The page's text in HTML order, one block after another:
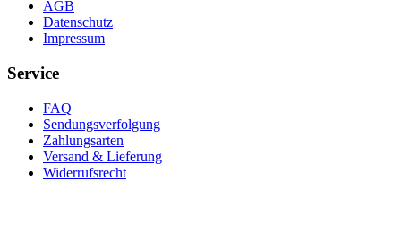
AGB
Datenschutz
Impressum
Service
FAQ
Sendungsverfolgung
Zahlungsarten
Versand & Lieferung
Widerrufsrecht